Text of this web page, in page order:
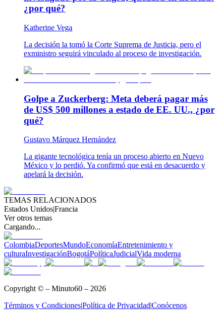
¿por qué?
Katherine Vega
La decisión la tomó la Corte Suprema de Justicia, pero el
exministro seguirá vinculado al proceso de investigación.
Golpe a Zuckerberg: Meta deberá pagar más
de US$ 500 millones a estado de EE. UU., ¿por
qué?
Gustavo Márquez Hernández
La gigante tecnológica tenía un proceso abierto en Nuevo
México y lo perdió. Ya confirmó que está en desacuerdo y
apelará la decisión.
TEMAS RELACIONADOS
Estados Unidos|Francia
Ver otros temas
Cargando...
ColombiaDeportesMundoEconomíaEntretenimiento y
culturaInvestigaciónBogotáPolíticaJudicialVida moderna
Copyright © – Minuto60 – 2026
Términos y Condiciones|Política de Privacidad|Conócenos